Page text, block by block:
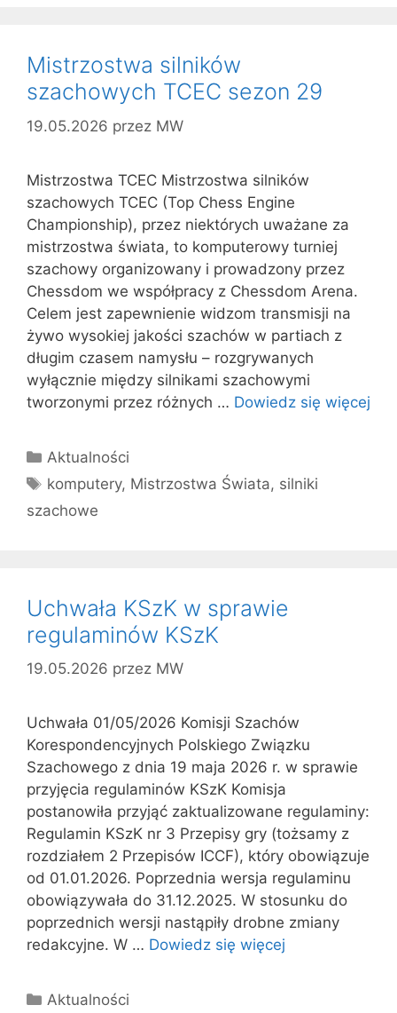
Mistrzostwa silników
szachowych TCEC sezon 29
19.05.2026 przez MW
Mistrzostwa TCEC Mistrzostwa silników
szachowych TCEC (Top Chess Engine
Championship), przez niektórych uważane za
mistrzostwa świata, to komputerowy turniej
szachowy organizowany i prowadzony przez
Chessdom we współpracy z Chessdom Arena.
Celem jest zapewnienie widzom transmisji na
żywo wysokiej jakości szachów w partiach z
długim czasem namysłu – rozgrywanych
wyłącznie między silnikami szachowymi
tworzonymi przez różnych … Dowiedz się więcej
Kategorie
Aktualności
Tagi
komputery, Mistrzostwa Świata, silniki
szachowe
Uchwała KSzK w sprawie
regulaminów KSzK
19.05.2026 przez MW
Uchwała 01/05/2026 Komisji Szachów
Korespondencyjnych Polskiego Związku
Szachowego z dnia 19 maja 2026 r. w sprawie
przyjęcia regulaminów KSzK Komisja
postanowiła przyjąć zaktualizowane regulaminy:
Regulamin KSzK nr 3 Przepisy gry (tożsamy z
rozdziałem 2 Przepisów ICCF), który obowiązuje
od 01.01.2026. Poprzednia wersja regulaminu
obowiązywała do 31.12.2025. W stosunku do
poprzednich wersji nastąpiły drobne zmiany
redakcyjne. W … Dowiedz się więcej
Kategorie
Aktualności